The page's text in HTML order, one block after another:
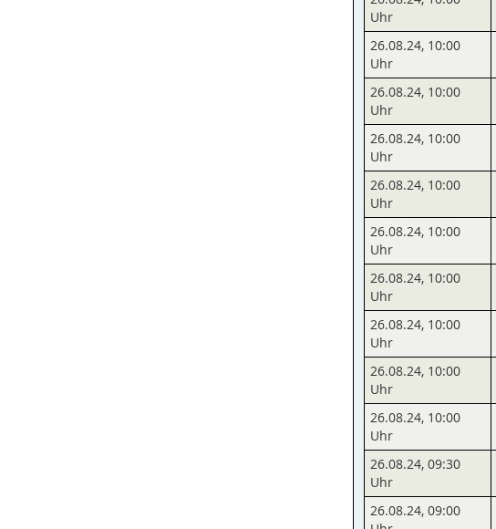
Uhr
26.08.24, 10:00
Uhr
26.08.24, 10:00
Uhr
26.08.24, 10:00
Uhr
26.08.24, 10:00
Uhr
26.08.24, 10:00
Uhr
26.08.24, 10:00
Uhr
26.08.24, 10:00
Uhr
26.08.24, 10:00
Uhr
26.08.24, 10:00
Uhr
26.08.24, 09:30
Uhr
26.08.24, 09:00